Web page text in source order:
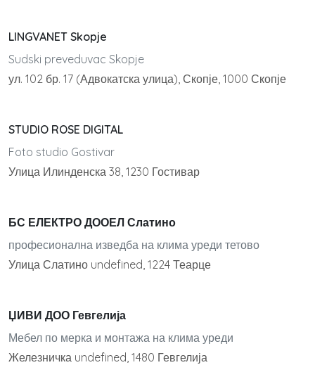
LINGVANET Skopje
Sudski preveduvac Skopje
ул. 102 бр. 17 (Адвокатска улица), Скопје, 1000 Скопје
STUDIO ROSE DIGITAL
Foto studio Gostivar
Улица Илинденска 38, 1230 Гостивар
БС ЕЛЕКТРО ДООЕЛ Слатино
професионална изведба на клима уреди тетово
Улица Слатино undefined, 1224 Теарце
ЏИВИ ДОО Гевгелија
Мебел по мерка и монтажа на клима уреди
Железничка undefined, 1480 Гевгелија